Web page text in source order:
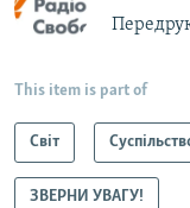
This item is part of
Світ
ЗВЕРНИ УВАГУ!